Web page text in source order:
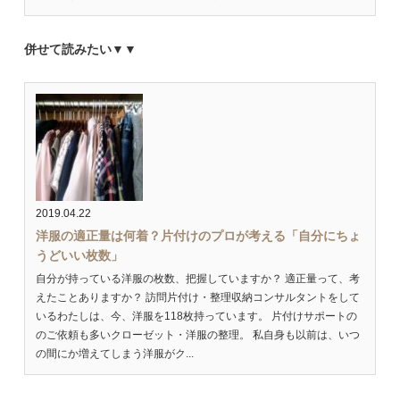
併せて読みたい▼▼
2019.04.22
洋服の適正量は何着？片付けのプロが考える「自分にちょ
うどいい枚数」
自分が持っている洋服の枚数、把握していますか？ 適正量って、考
えたことありますか？ 訪問片付け・整理収納コンサルタントをして
いるわたしは、今、洋服を118枚持っています。 片付けサポートの
のご依頼も多いクローゼット・洋服の整理。 私自身も以前は、いつ
の間にか増えてしまう洋服がク...